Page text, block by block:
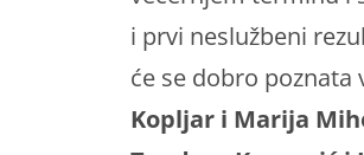
i prvi neslužbeni
će se dobro
Kopljar i Marija